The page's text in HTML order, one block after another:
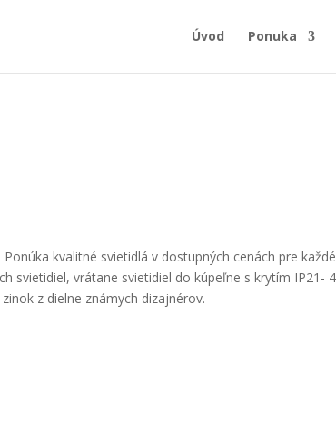
Úvod Ponuka
kvalitné svietidlá v dostupných cenách pre
svietidiel, vrátane svietidiel do kúpeľne s krytím IP21-
z dielne známych dizajnérov.